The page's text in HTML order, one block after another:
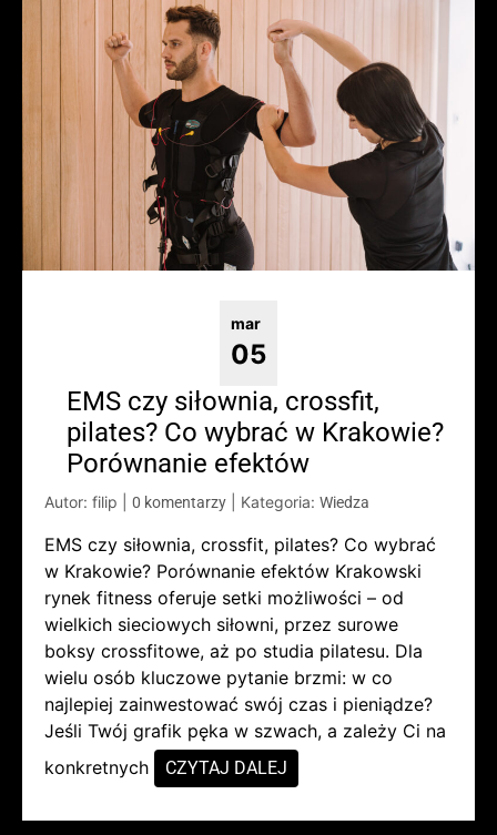
mar
05
EMS czy siłownia, crossfit,
pilates? Co wybrać w Krakowie?
Porównanie efektów
Autor: filip 0 komentarzy Kategoria: Wiedza
EMS czy siłownia, crossfit, pilates? Co wybrać
w Krakowie? Porównanie efektów Krakowski
rynek fitness oferuje setki możliwości – od
wielkich sieciowych siłowni, przez surowe
boksy crossfitowe, aż po studia pilatesu. Dla
wielu osób kluczowe pytanie brzmi: w co
najlepiej zainwestować swój czas i pieniądze?
Jeśli Twój grafik pęka w szwach, a zależy Ci na
konkretnych
CZYTAJ DALEJ